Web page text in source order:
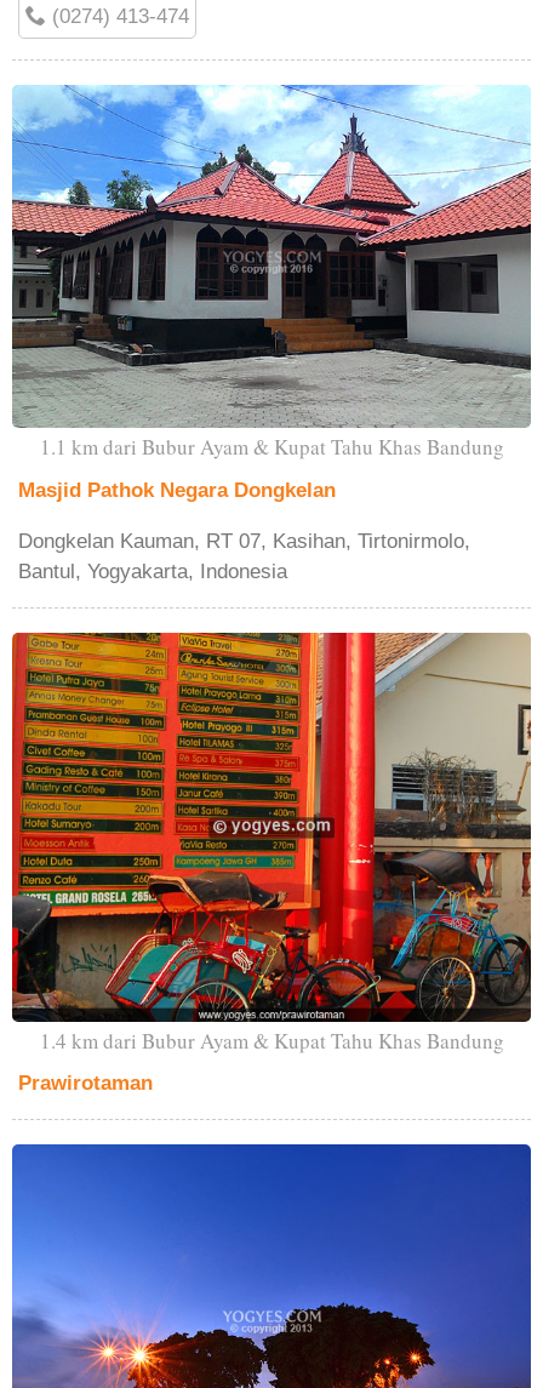
(0274) 413-474
1.1 km dari Bubur Ayam & Kupat Tahu Khas Bandung
Masjid Pathok Negara Dongkelan
Dongkelan Kauman, RT 07, Kasihan, Tirtonirmolo,
Bantul, Yogyakarta, Indonesia
1.4 km dari Bubur Ayam & Kupat Tahu Khas Bandung
Prawirotaman